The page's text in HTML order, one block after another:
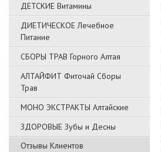
ДЕТСКИЕ Витамины
ДИЕТИЧЕСКОЕ Лечебное
Питание
СБОРЫ ТРАВ Горного Алтая
АЛТАЙФИТ Фиточай Сборы
Трав
МОНО ЭКСТРАКТЫ Алтайские
ЗДОРОВЫЕ Зубы и Десны
Отзывы Клиентов